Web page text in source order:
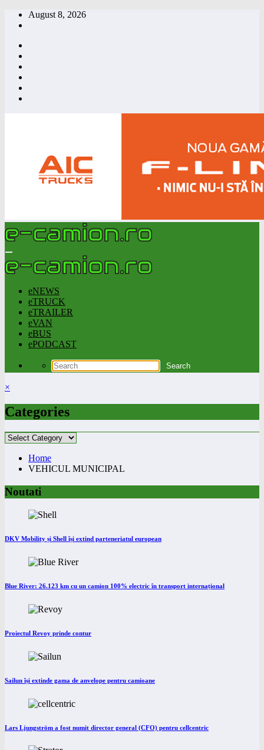
Skip
August 8, 2026
eNEWS
eTRUCK
eTRAILER
eVAN
eBUS
ePODCAST
×
Categories
Categories
Home
VEHICUL MUNICIPAL
Noutati
DKV Mobility și Shell își extind parteneriatul european
Blue River: 26.123 km cu un camion 100% electric în transport internațional
Proiectul Revoy prinde contur
Sailun își extinde gama de anvelope pentru camioane
Lars Ljungström a fost numit director general (CFO) pentru cellcentric